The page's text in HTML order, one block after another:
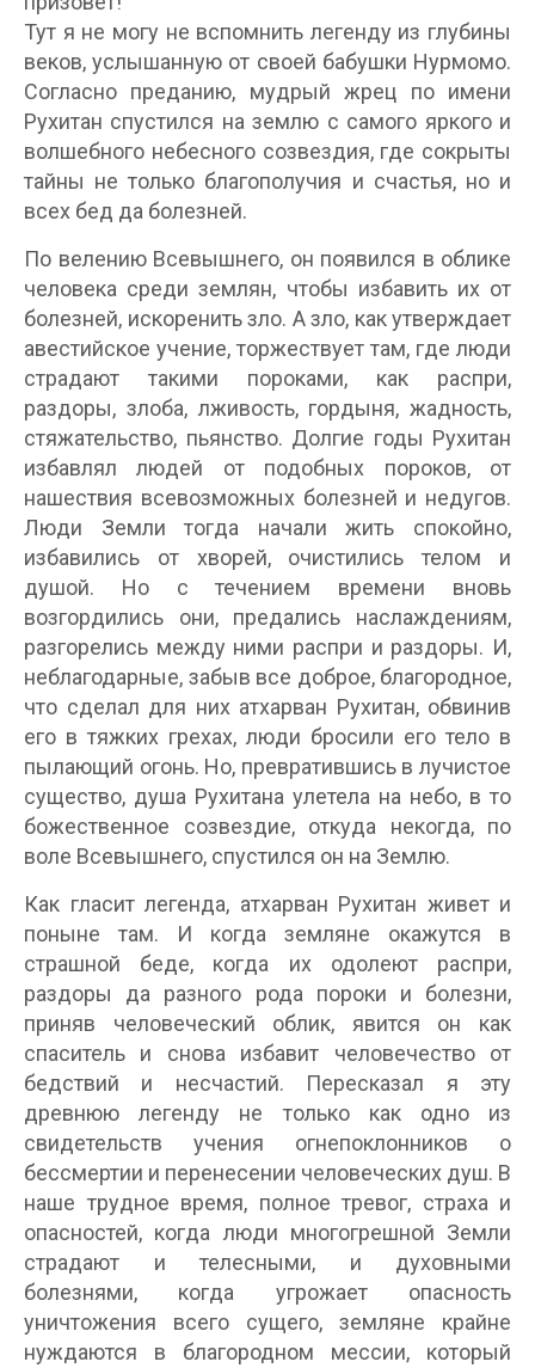
Тут я не могу не вспомнить легенду из глубины
веков, услышанную от своей бабушки Нурмомо.
Согласно преданию, мудрый жрец по имени
Рухитан спустился на землю с самого яркого и
волшебного небесного созвездия, где сокрыты
тайны не только благополучия и счастья, но и
всех бед да болезней.
По велению Всевышнего, он появился в облике
человека среди землян, чтобы избавить их от
болезней, искоренить зло. А зло, как утверждает
авестийское учение, торжествует там, где люди
страдают такими пороками, как распри,
раздоры, злоба, лживость, гордыня, жадность,
стяжательство, пьянство. Долгие годы Рухитан
избавлял людей от подобных пороков, от
нашествия всевозможных болезней и недугов.
Люди Земли тогда начали жить спокойно,
избавились от хворей, очистились телом и
душой. Но с течением времени вновь
возгордились они, предались наслаждениям,
разгорелись между ними распри и раздоры. И,
неблагодарные, забыв все доброе, благородное,
что сделал для них атхарван Рухитан, обвинив
его в тяжких грехах, люди бросили его тело в
пылающий огонь. Но, превратившись в лучистое
существо, душа Рухитана улетела на небо, в то
божественное созвездие, откуда некогда, по
воле Всевышнего, спустился он на Землю.
Как гласит легенда, атхарван Рухитан живет и
поныне там. И когда земляне окажутся в
страшной беде, когда их одолеют распри,
раздоры да разного рода пороки и болезни,
приняв человеческий облик, явится он как
спаситель и снова избавит человечество от
бедствий и несчастий. Пересказал я эту
древнюю легенду не только как одно из
свидетельств учения огнепоклонников о
бессмертии и перенесении человеческих душ. В
наше трудное время, полное тревог, страха и
опасностей, когда люди многогрешной Земли
страдают и телесными, и духовными
болезнями, когда угрожает опасность
уничтожения всего сущего, земляне крайне
нуждаются в благородном мессии, который